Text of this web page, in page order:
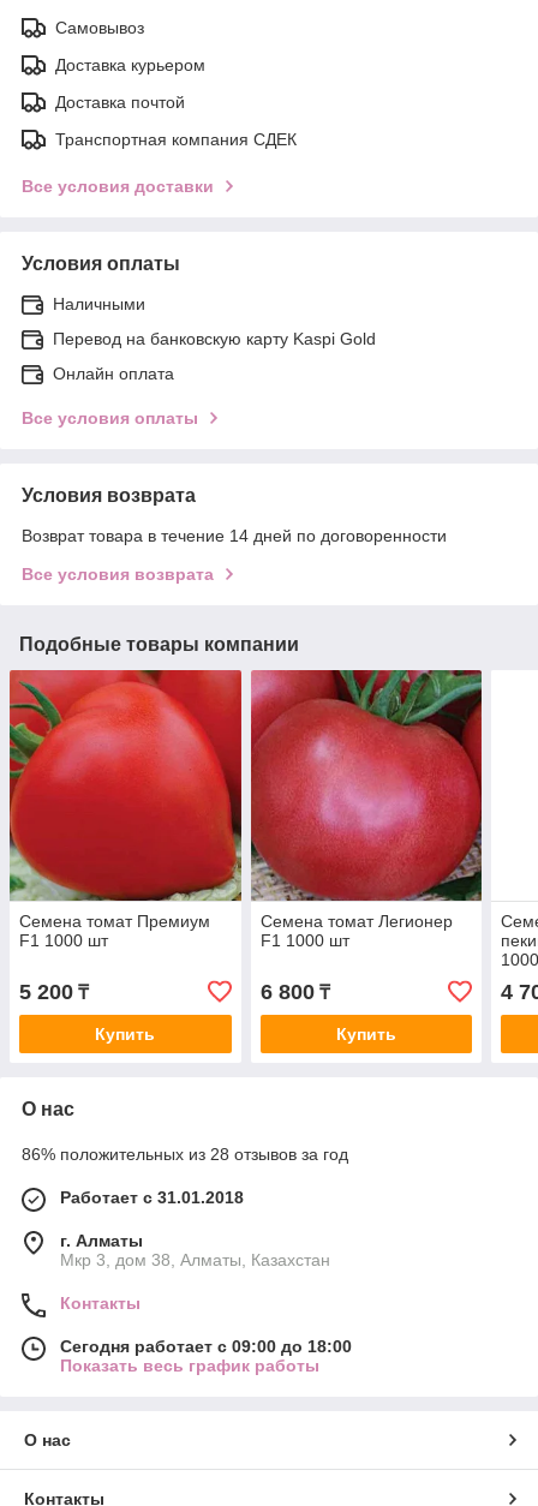
Самовывоз
Доставка курьером
Доставка почтой
Транспортная компания СДЕК
Все условия доставки
Условия оплаты
Наличными
Перевод на банковскую карту Kaspi Gold
Онлайн оплата
Все условия оплаты
Условия возврата
Возврат товара в течение 14 дней по договоренности
Все условия возврата
Подобные товары компании
Семена томат Премиум
F1 1000 шт
5 200 ₸
Купить
Семена томат Легионер
F1 1000 шт
6 800₸
Купить
4
О нас
86% положительных из 28 отзывов за год
Работает с 31.01.2018
г. Алматы
Мкр 3, дом 38, Алматы, Казахстан
Контакты
Сегодня работает с 09:00 до 18:00
Показать весь график работы
О нас
Контакты